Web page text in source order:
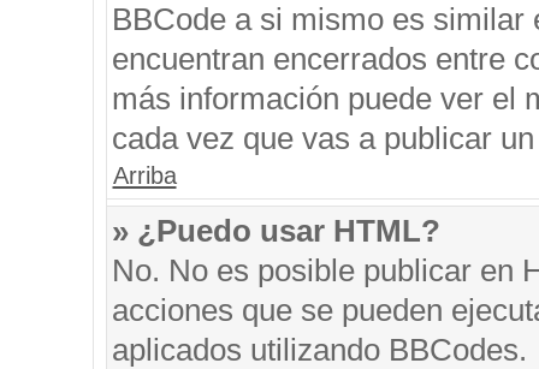
BBCode a si mismo es
encuentran encerrados entre
más información puede ver el
cada vez que vas a publicar
Arriba
» ¿Puedo usar HTML?
No. No es posible publicar en
acciones que se pueden
aplicados utilizando BBCodes.